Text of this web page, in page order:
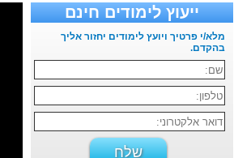
ייעוץ לימודים חינם
מלא/י פרטיך ויועץ לימודים יחזור אליך
בהקדם.